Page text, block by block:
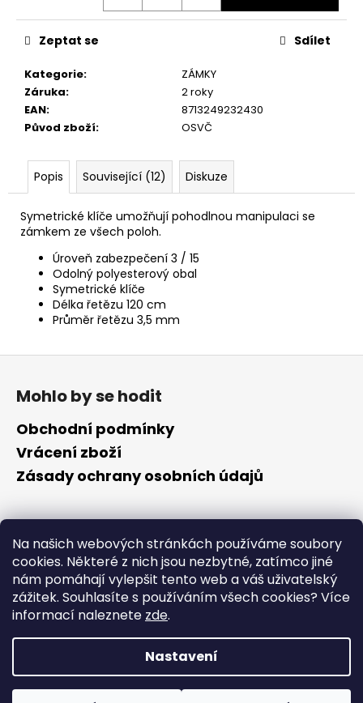
Na našich webových stránkách používáme soubory
cookies. Některé z nich jsou nezbytné, zatímco jiné
nám pomáhají vylepšit tento web a váš uživatelský
zážitek. Souhlasíte s používáním všech cookies? Více
informací naleznete zde.
Nastavení
Kategorie:
ZÁMKY
Záruka:
2 roky
EAN:
8713249232430
Původ zboží: OSVČ
Zeptat se Sdílet
Popis Související (12) Diskuze
Symetrické klíče umožňují pohodlnou manipulaci se
zámkem ze všech poloh.
Úroveň zabezpečení 3 / 15
Odolný polyesterový obal
Symetrické klíče
Délka řetězu 120 cm
Průměr řetězu 3,5 mm
j
e
m
e
Z
Mohlo by se hodit
Obchodní podmínky
Vrácení zboží
Zásady ochrany osobních údajů
info @cyklotomek.cz
Sledujte nás na FB
cyklotomek_
Copyright 2026CykloTomek. Všechna práva vyhrazena.